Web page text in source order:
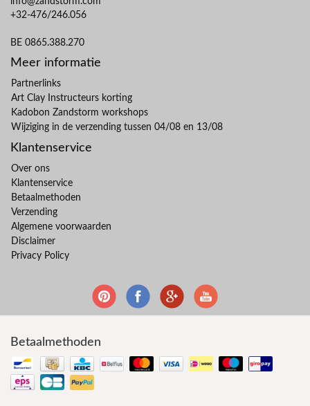
+32-476/246.056
BE 0865.388.270
Meer informatie
Partnerlinks
Art Clay Instructeurs korting
Kadobon Zandstorm workshops
Wijziging in de verzending tussen 04/08 en 13/08
Klantenservice
Over ons
Klantenservice
Betaalmethoden
Verzending
Algemene voorwaarden
Disclaimer
Privacy Policy
Betaalmethoden